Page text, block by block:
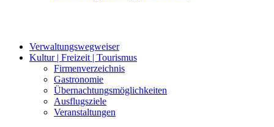
Verwaltungswegweiser
Kultur | Freizeit | Tourismus
Firmenverzeichnis
Gastronomie
Übernachtungsmöglichkeiten
Ausflugsziele
Veranstaltungen